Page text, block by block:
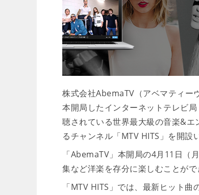
株式会社AbemaTV（アベマティー
本開局したインターネットテレビ
聴されている世界最大級の音楽&
るチャンネル「MTV HITS」を開設
「AbemaTV」本開局の4月11日（
集など洋楽を存分に楽しむことがで
「MTV HITS」では、最新ヒット